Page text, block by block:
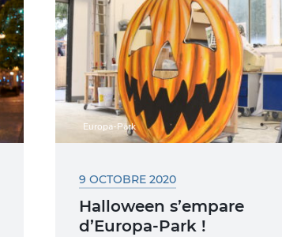
Europa-Park
9 OCTOBRE 2020
Halloween s’empare
d’Europa-Park !